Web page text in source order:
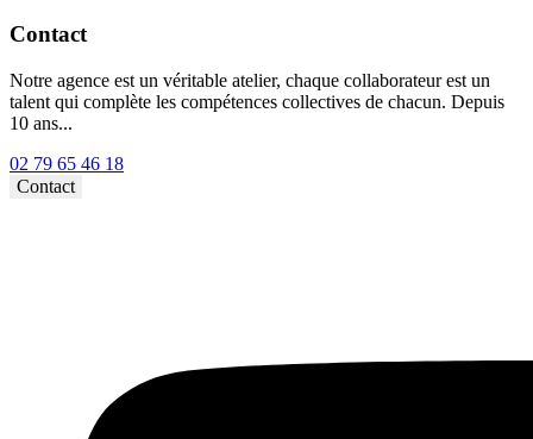
Contact
Notre agence est un véritable atelier, chaque collaborateur est un
talent qui complète les compétences collectives de chacun. Depuis
10 ans...
02 79 65 46 18⁩
Contact